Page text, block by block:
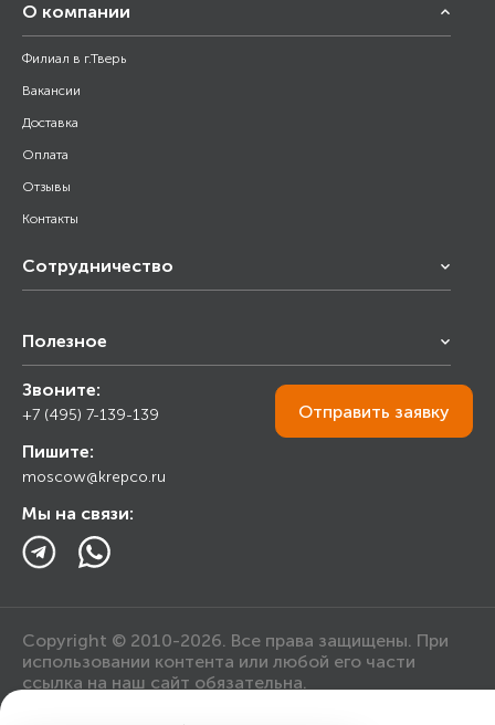
О компании
Филиал в г.Тверь
Вакансии
Доставка
Оплата
Отзывы
Контакты
Сотрудничество
Снабжение строительства
Торговым организациям
Полезное
Калькулятор
Прайс лист
Ответы на вопросы
Блог
Звоните:
+7 (495) 7-139-139
Пишите:
moscow@krepco.ru
Мы на связи:
Отправить заявку
Copyright © 2010-2026. Все права защищены. При
использовании контента или любой его части
ссылка на наш сайт обязательна.